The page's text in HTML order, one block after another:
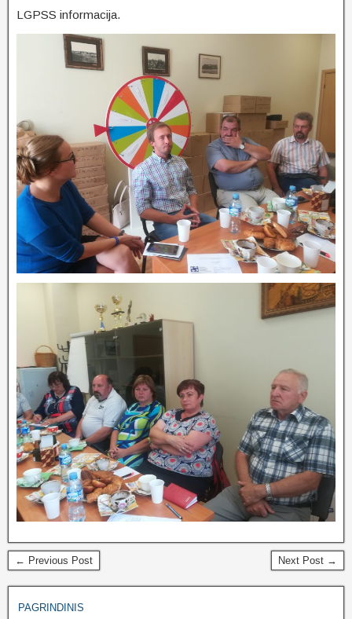
LGPSS informacija.
← Previous Post Next Post →
PAGRINDINIS